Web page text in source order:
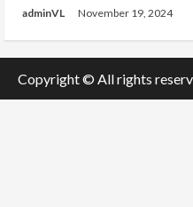
adminVL November 19, 2024
Copyright © All rights